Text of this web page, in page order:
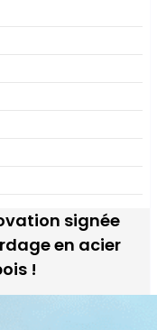
signée
en acier
!